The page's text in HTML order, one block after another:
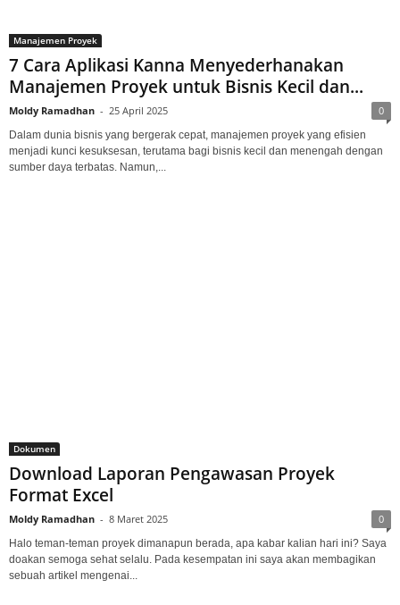
Manajemen Proyek
7 Cara Aplikasi Kanna Menyederhanakan
Manajemen Proyek untuk Bisnis Kecil dan...
Moldy Ramadhan - 25 April 2025 0
Dalam dunia bisnis yang bergerak cepat, manajemen proyek yang efisien
menjadi kunci kesuksesan, terutama bagi bisnis kecil dan menengah dengan
sumber daya terbatas. Namun,...
Dokumen
Download Laporan Pengawasan Proyek
Format Excel
Moldy Ramadhan - 8 Maret 2025 0
Halo teman-teman proyek dimanapun berada, apa kabar kalian hari ini? Saya
doakan semoga sehat selalu. Pada kesempatan ini saya akan membagikan
sebuah artikel mengenai...